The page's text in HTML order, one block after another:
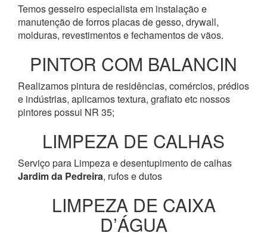
Temos gesseiro especialista em instalação e
manutenção de forros placas de gesso, drywall,
molduras, revestimentos e fechamentos de vãos.
PINTOR COM BALANCIN
Realizamos pintura de residências, comércios, prédios
e indústrias, aplicamos textura, grafiato etc nossos
pintores possui NR 35;
LIMPEZA DE CALHAS
Serviço para Limpeza e desentupimento de calhas
Jardim da Pedreira, rufos e dutos
LIMPEZA DE CAIXA
D’ÁGUA